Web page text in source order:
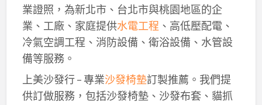
業證照，為新北市、台北市與桃園地區的企
業、工廠、家庭提供水電工程 、高低壓配電、
冷氣空調工程、消防設備、衛浴設備、水管設
備等服務。
上美沙發行 – 專業沙發椅墊訂製推薦。我們提
供訂做服務，包括沙發椅墊、沙發布套、貓抓